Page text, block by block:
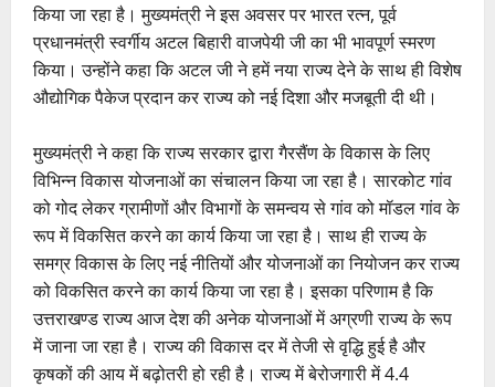
किया जा रहा है। मुख्यमंत्री ने इस अवसर पर भारत रत्न, पूर्व
प्रधानमंत्री स्वर्गीय अटल बिहारी वाजपेयी जी का भी भावपूर्ण स्मरण
किया। उन्होंने कहा कि अटल जी ने हमें नया राज्य देने के साथ ही विशेष
औद्योगिक पैकेज प्रदान कर राज्य को नई दिशा और मजबूती दी थी।
मुख्यमंत्री ने कहा कि राज्य सरकार द्वारा गैरसैंण के विकास के लिए
विभिन्न विकास योजनाओं का संचालन किया जा रहा है। सारकोट गांव
को गोद लेकर ग्रामीणों और विभागों के समन्वय से गांव को मॉडल गांव के
रूप में विकसित करने का कार्य किया जा रहा है। साथ ही राज्य के
समग्र विकास के लिए नई नीतियों और योजनाओं का नियोजन कर राज्य
को विकसित करने का कार्य किया जा रहा है। इसका परिणाम है कि
उत्तराखण्ड राज्य आज देश की अनेक योजनाओं में अग्रणी राज्य के रूप
में जाना जा रहा है। राज्य की विकास दर में तेजी से वृद्धि हुई है और
कृषकों की आय में बढ़ोतरी हो रही है। राज्य में बेरोजगारी में 4.4